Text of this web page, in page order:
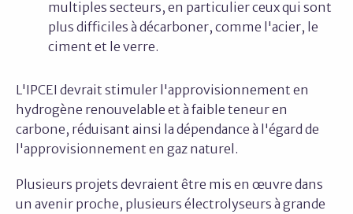
multiples secteurs, en particulier ceux qui sont
plus difficiles à décarboner, comme l'acier, le
ciment et le verre.
L'IPCEI devrait stimuler l'approvisionnement en
hydrogène renouvelable et à faible teneur en
carbone, réduisant ainsi la dépendance à l'égard de
l'approvisionnement en gaz naturel.
Plusieurs projets devraient être mis en œuvre dans
un avenir proche, plusieurs électrolyseurs à grande